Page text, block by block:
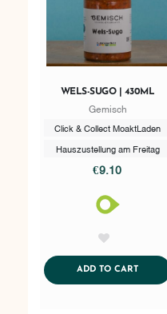
WELS-SUGO | 430ML
Gemisch
Click & Collect MoaktLaden
Hauszustellung am Freitag
€9.10
ADD TO CART